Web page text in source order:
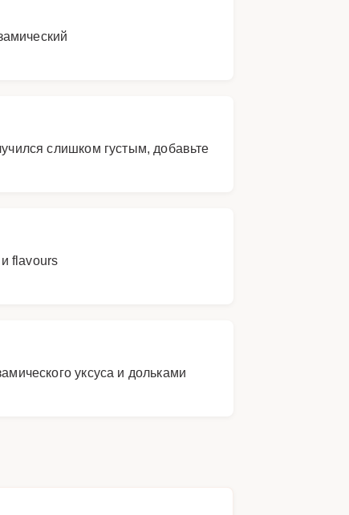
слишком густым, добавьте
flavours
уксуса и дольками